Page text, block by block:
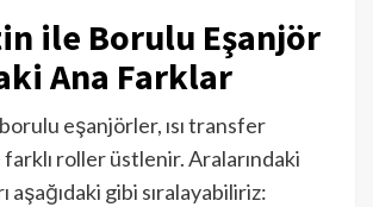
ile Borulu Eşanjör
Ana Farklar
eşanjörler, ısı transfer
roller üstlenir. Aralarındaki
aşağıdaki gibi sıralayabiliriz: